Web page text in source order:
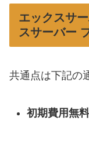
エックスサ
スサーバー
共通点は下記の
初期費用無料